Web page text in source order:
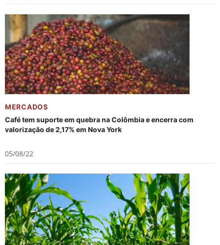
MERCADOS
Café tem suporte em quebra na Colômbia e encerra com
valorização de 2,17% em Nova York
05/08/22